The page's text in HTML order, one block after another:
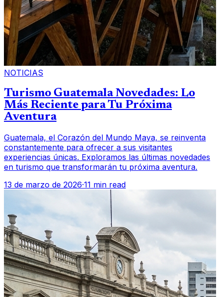
NOTICIAS
Turismo Guatemala Novedades: Lo
Más Reciente para Tu Próxima
Aventura
Guatemala, el Corazón del Mundo Maya, se reinventa
constantemente para ofrecer a sus visitantes
experiencias únicas. Exploramos las últimas novedades
en turismo que transformarán tu próxima aventura.
13 de marzo de 2026·11 min read